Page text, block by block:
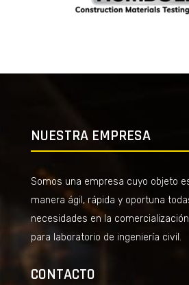
NUESTRA EMPRESA
Somos una empresa cuyo objeto
manera ágil, rápida y oportuna
necesidades en la
para laboratorio de ingeniería civil.
CONTACTO